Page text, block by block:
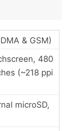
& GSM)
480
(~218 ppi
microSD,